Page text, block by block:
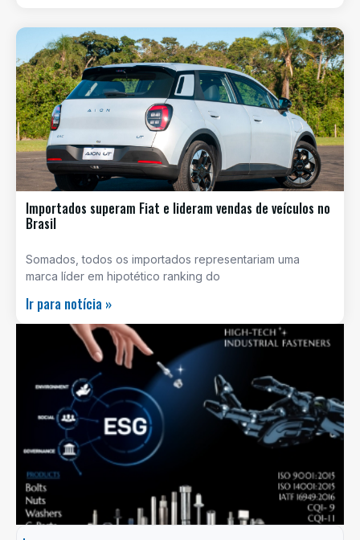
Importados superam Fiat e lideram vendas de veículos no
Brasil
Somados, todos os importados representariam uma
marca líder em hipotético ranking do
Ir para notícia »